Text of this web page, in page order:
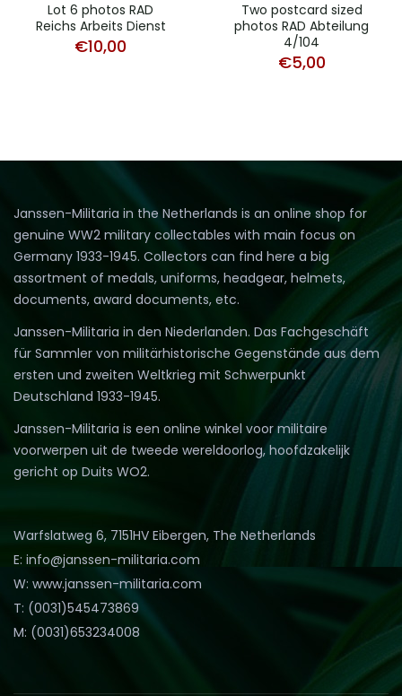
Lot 6 photos RAD
Reichs Arbeits Dienst
€10,00
Two postcard sized
photos RAD Abteilung
4/104
€5,00
Janssen-Militaria in the Netherlands is an online shop for
genuine WW2 military collectables with main focus on
Germany 1933-1945. Collectors can find here a big
assortment of medals, uniforms, headgear, helmets,
documents, award documents, etc.
Janssen-Militaria in den Niederlanden. Das Fachgeschäft
für Sammler von militärhistorische Gegenstände aus dem
ersten und zweiten Weltkrieg mit Schwerpunkt
Deutschland 1933-1945.
Janssen-Militaria is een online winkel voor militaire
voorwerpen uit de tweede wereldoorlog, hoofdzakelijk
gericht op Duits WO2.
Warfslatweg 6, 7151HV Eibergen, The Netherlands
E: info@janssen-militaria.com
W: www.janssen-militaria.com
T: (0031)545473869
M: (0031)653234008